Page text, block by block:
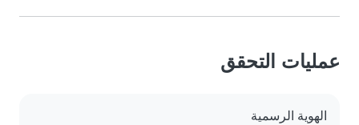
عمليات التحقق
الهوية الرسمية